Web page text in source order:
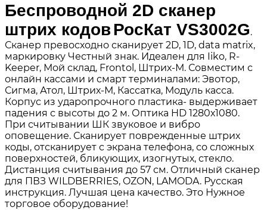
Беспроводной 2D сканер
штрих кодовРосКат VS3002G.
Сканер превосходно сканирует 2D, 1D, data matrix,
маркировку Честный знак. Идеален для Iiko, R-
Keeper, Мой склад, Frontol, Штрих-М. Совместим с
онлайн кассами и смарт терминалами: Эвотор,
Сигма, Атол, Штрих-М, Кассатка, Модуль касса.
Корпус из ударопрочного пластика- выдерживает
падения с высоты до 2 м. Оптика HD 1280х1080.
При считывании ШК звуковое и вибро
оповещение. Сканирует поврежденные штрих
коды, отсканирует с экрана телефона, со сложных
поверхностей, бликующих, изогнутых, стекло.
Дистанция считывания до 57 см. Отличный сканер
для ПВЗ WILDBERRIES, OZON, LAMODA. Русская
инструкция. Лучшая цена качество. Это Нужное
торговое оборудование!